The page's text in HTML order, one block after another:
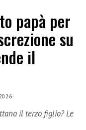
papà per
su
il
il terzo figlio? Le